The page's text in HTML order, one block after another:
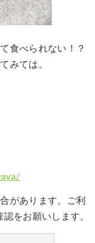
食べられない！？
みては。
があります。ご利
をお願いします。